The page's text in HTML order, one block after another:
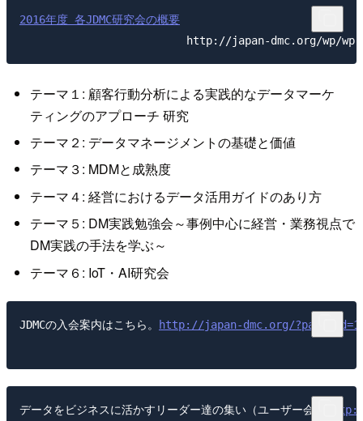
2016年度 各JDMC研究会の概要
http://japan-dmc.org/wp/wp-
テーマ１: 顧客行動分析による実践的なデータマーケ
ティングのアプローチ 研究
テーマ２: データマネージメントの基礎と価値
テーマ３: MDMと成熟度
テーマ４: 経営におけるデータ活用ガイドのあり方
テーマ５: DM実践勉強会～事例中心に経営・業務視点で
DM実践の手法を学ぶ～
テーマ６: IoT・AI研究会
JDMCの入会案内はこちら。 http://japan-dmc.org/
データをビジネスに活かすリーダー達の集い（ユーザー会）